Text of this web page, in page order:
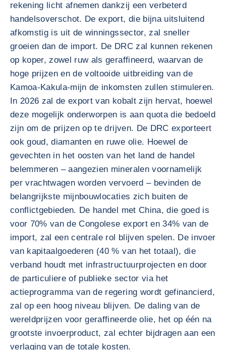
rekening licht afnemen dankzij een verbeterd
handelsoverschot. De export, die bijna uitsluitend
afkomstig is uit de winningssector, zal sneller
groeien dan de import. De DRC zal kunnen rekenen
op koper, zowel ruw als geraffineerd, waarvan de
hoge prijzen en de voltooide uitbreiding van de
Kamoa-Kakula-mijn de inkomsten zullen stimuleren.
In 2026 zal de export van kobalt zijn hervat, hoewel
deze mogelijk onderworpen is aan quota die bedoeld
zijn om de prijzen op te drijven. De DRC exporteert
ook goud, diamanten en ruwe olie. Hoewel de
gevechten in het oosten van het land de handel
belemmeren – aangezien mineralen voornamelijk
per vrachtwagen worden vervoerd – bevinden de
belangrijkste mijnbouwlocaties zich buiten de
conflictgebieden. De handel met China, die goed is
voor 70% van de Congolese export en 34% van de
import, zal een centrale rol blijven spelen. De invoer
van kapitaalgoederen (40 % van het totaal), die
verband houdt met infrastructuurprojecten en door
de particuliere of publieke sector via het
actieprogramma van de regering wordt gefinancierd,
zal op een hoog niveau blijven. De daling van de
wereldprijzen voor geraffineerde olie, het op één na
grootste invoerproduct, zal echter bijdragen aan een
verlaging van de totale kosten.